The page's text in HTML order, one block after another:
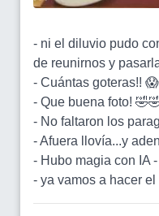
- ni el diluvio pudo
de reunirnos y
- Cuántas goteras!!
- Que buena foto!
- No faltaron los
- Afuera llovía...y
- Hubo magia con IA -
- ya vamos a hacer